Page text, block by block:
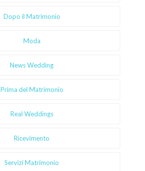
Dopo il Matrimonio
Moda
News Wedding
Prima del Matrimonio
Real Weddings
Ricevimento
Servizi Matrimonio